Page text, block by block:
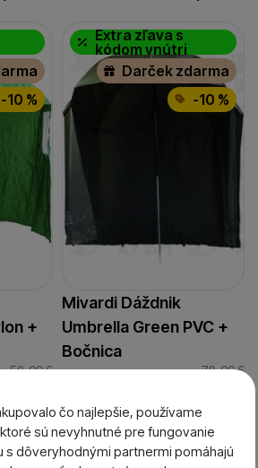
čo najlepšie, používame
sú nevyhnutné pre fungovanie
s dôveryhodnými partnermi pomáhajú
-10 %
+
58,99€
Extra zľava s
kódom vnútri
Darček zdarma
-10 %
Mivardi Dáždnik
Umbrella Green PVC +
Bočnica
78,99€